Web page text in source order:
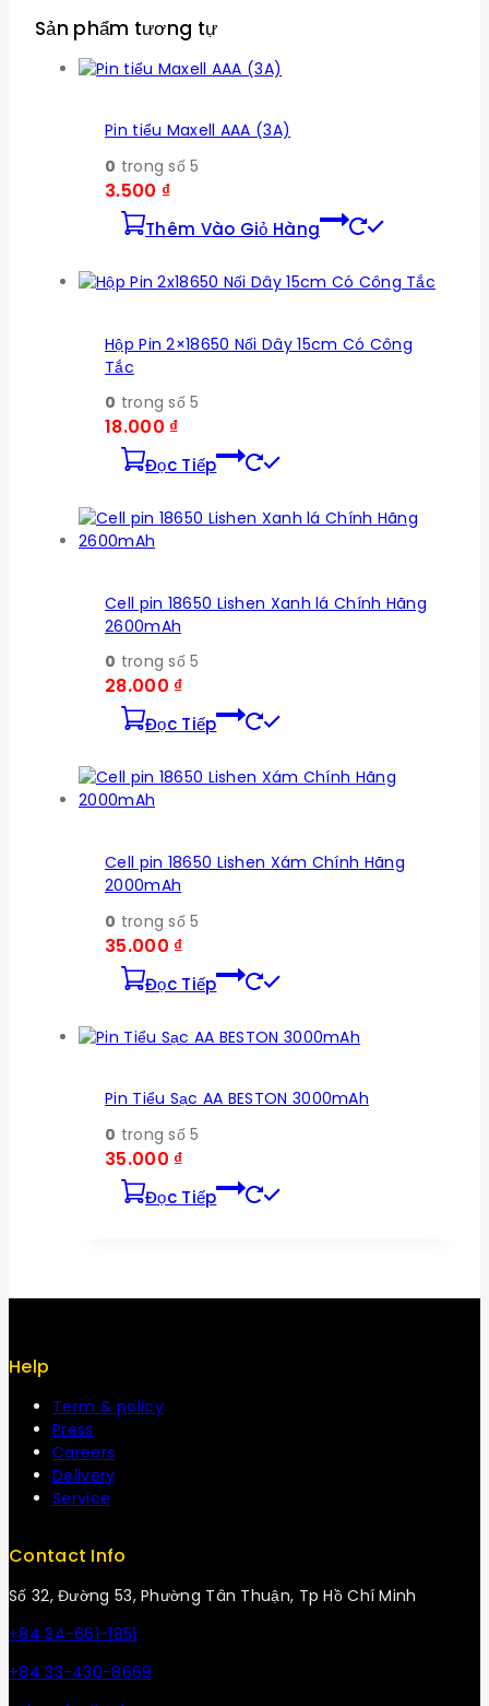
Sản phẩm tương tự
Pin tiểu Maxell AAA (3A)
0 trong số 5
3.500 ₫
Thêm Vào Giỏ Hàng
Hộp Pin 2×18650 Nối Dây 15cm Có Công
Tắc
0 trong số 5
18.000 ₫
Đọc Tiếp
Cell pin 18650 Lishen Xanh lá Chính Hãng
2600mAh
0 trong số 5
28.000 ₫
Đọc Tiếp
Cell pin 18650 Lishen Xám Chính Hãng
2000mAh
0 trong số 5
35.000 ₫
Đọc Tiếp
Pin Tiểu Sạc AA BESTON 3000mAh
0 trong số 5
35.000 ₫
Đọc Tiếp
Help
Term & policy
Press
Careers
Delivery
Service
Contact Info
Số 32, Đường 53, Phường Tân Thuận, Tp Hồ Chí Minh
+84 34-661-1851
+84 33-430-8669